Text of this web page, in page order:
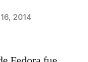
2014